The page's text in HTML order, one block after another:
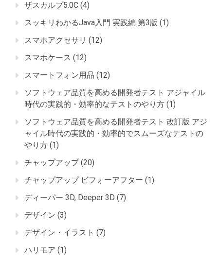
ザスカルプ5.0C (4)
スッキリわかるJava入門 実践編 第3版 (1)
スマホアクセサリ (12)
スマホケース (12)
スマートフォン用品 (12)
ソフトウェア品質を高める開発者テスト アジャイル
時代の実践的・効率的なテストのやり方 (1)
ソフトウェア品質を高める開発者テスト 改訂版 アジ
ャイル時代の実践的・効率的でスムーズなテストの
やり方 (1)
チャップアップ(20)
チャップアップ ビフォーアフター (1)
ディーパー 3D, Deeper 3D (7)
デザイン (3)
デザイン・イラスト (7)
ハリモア (1)